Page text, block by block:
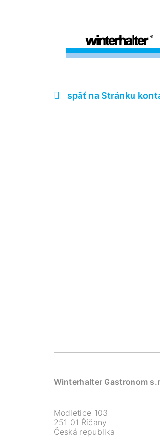
späť na Stránku
Winterhalter Gastronom
Modletice 103
251 01 Říčany
Česká republika